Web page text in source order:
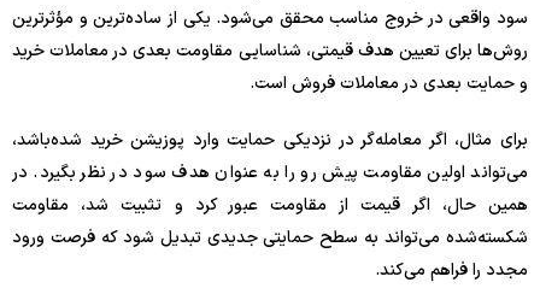
سود واقعی در خروج مناسب محقق می‌شود. یکی از ساده‌ترین و مؤثرترین
روش‌ها برای تعیین هدف قیمتی، شناسایی مقاومت بعدی در معاملات خرید
و حمایت بعدی در معاملات فروش است.
برای مثال، اگر معامله‌گر در نزدیکی حمایت وارد پوزیشن خرید شده‌باشد،
می‌تواند اولین مقاومت پیش رو را به عنوان هدف سود در نظر بگیرد. در
همین حال، اگر قیمت از مقاومت عبور کرد و تثبیت شد، مقاومت
شکسته‌شده می‌تواند به سطح حمایتی جدیدی تبدیل شود که فرصت ورود
مجدد را فراهم می‌کند.